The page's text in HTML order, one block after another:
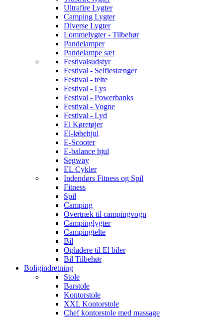
Ultrafire Lygter
Camping Lygter
Diverse Lygter
Lommelygter - Tilbehør
Pandelamper
Pandelampe sæt
Festivalsudstyr
Festival - Selfiestænger
Festival - telte
Festival - Lys
Festival - Powerbanks
Festival - Vogne
Festival - Lyd
El Køretøjer
El-løbehjul
E-Scooter
E-balance hjul
Segway
EL Cykler
Indendørs Fitness og Spil
Fitness
Spil
Camping
Overtræk til campingvogn
Campinglygter
Campingtelte
Bil
Opladere til El biler
Bil Tilbehør
Boligindretning
Stole
Barstole
Kontorstole
XXL Kontorstole
Chef kontorstole med massage